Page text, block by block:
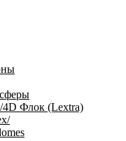
Флок (Lextra)